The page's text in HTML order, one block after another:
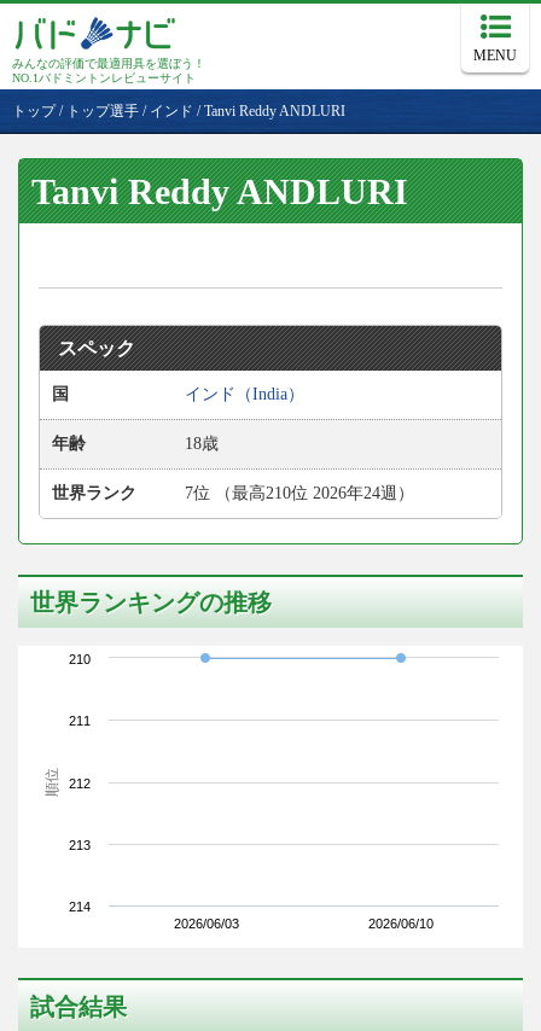
みんなの評価で最適用具を選ぼう！
NO.1バドミントンレビューサイト
MENU
トップ/ トップ選手 / インド /Tanvi Reddy ANDLURI
Tanvi Reddy ANDLURI
スペック
国 インド（India）
年齢 18歳
世界ランク 7位 （最高210位 2026年24週）
世界ランキングの推移
順位
2026/06/03 2026/06/10
210
211
212
213
214
試合結果